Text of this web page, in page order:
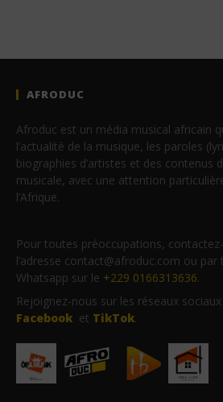
AFRODUC
Afroduc est un média musical africain
l’actualité de la musique, les paroles
biographies d’artistes et des contenus
musicale, avec une attention
l’Afrique.
Pour toutes préoccupations,
l’adresse contact@afroduc.com ou
Whatsapp sur le +229 0166313636.
Rejoignez-nous sur les réseaux sociaux
Facebook et TikTok.